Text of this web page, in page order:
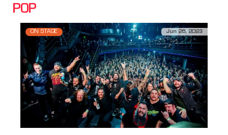
POP
ON STAGE Jun 26, 2023